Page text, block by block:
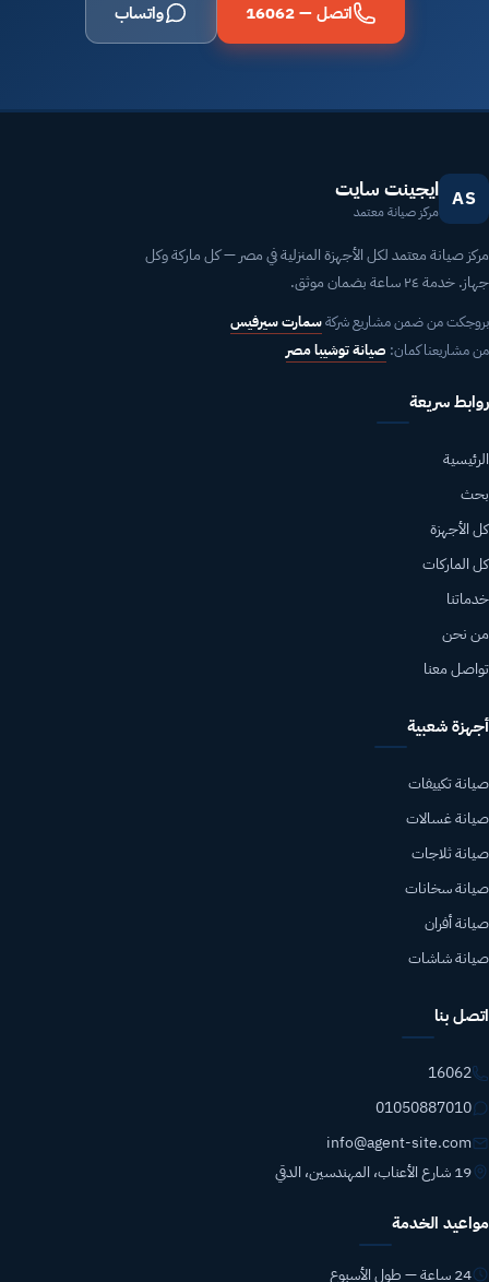
اتصل — 16062 واتساب
AS ايجينت سايت
مركز صيانة معتمد
مركز صيانة معتمد لكل الأجهزة المنزلية في مصر — كل ماركة وكل
جهاز. خدمة ٢٤ ساعة بضمان موثق.
بروجكت من ضمن مشاريع شركةسمارت سيرفيس
من مشاريعنا كمان: صيانة توشيبا مصر
روابط سريعة
الرئيسية
بحث
كل الأجهزة
كل الماركات
خدماتنا
من نحن
تواصل معنا
أجهزة شعبية
صيانة تكييفات
صيانة غسالات
صيانة ثلاجات
صيانة سخانات
صيانة أفران
صيانة شاشات
اتصل بنا
16062
01050887010
info@agent-site.com
19 شارع الأعناب، المهندسين، الدقي
مواعيد الخدمة
24 ساعة — طول الأسبوع